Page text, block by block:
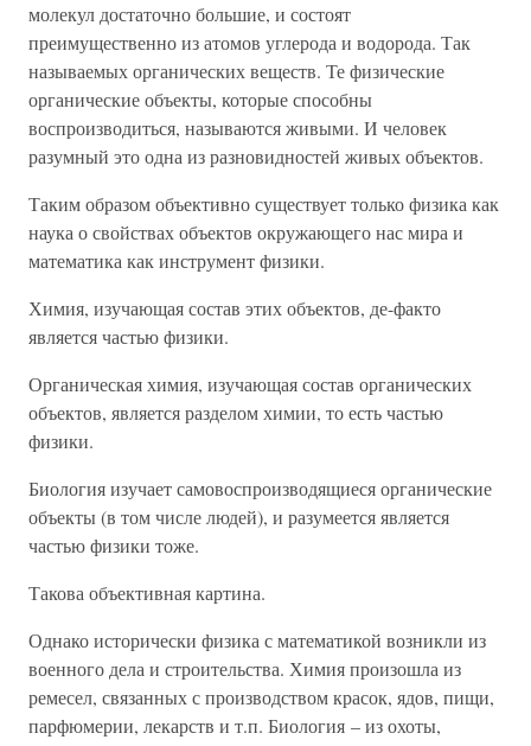
молекул достаточно большие, и состоят
преимущественно из атомов углерода и водорода. Так
называемых органических веществ. Те физические
органические объекты, которые способны
воспроизводиться, называются живыми. И человек
разумный это одна из разновидностей живых объектов.
Таким образом объективно существует только физика как
наука о свойствах объектов окружающего нас мира и
математика как инструмент физики.
Химия, изучающая состав этих объектов, де-факто
является частью физики.
Органическая химия, изучающая состав органических
объектов, является разделом химии, то есть частью
физики.
Биология изучает самовоспроизводящиеся органические
объекты (в том числе людей), и разумеется является
частью физики тоже.
Такова объективная картина.
Однако исторически физика с математикой возникли из
военного дела и строительства. Химия произошла из
ремесел, связанных с производством красок, ядов, пищи,
парфюмерии, лекарств и т.п. Биология – из охоты,